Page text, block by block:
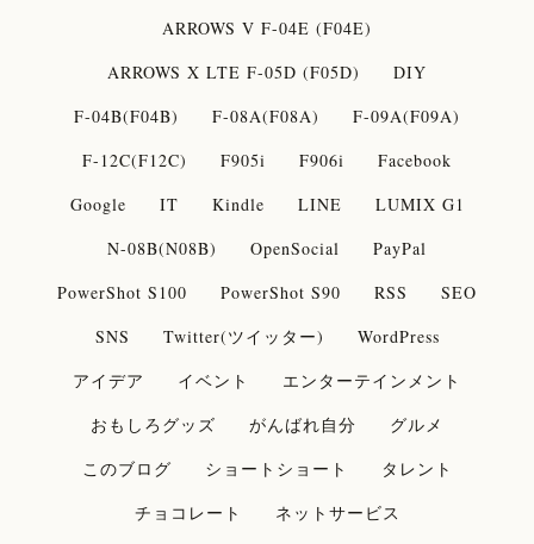
ARROWS V F-04E (F04E)
ARROWS X LTE F-05D (F05D)
DIY
F-04B(F04B)
F-08A(F08A)
F-09A(F09A)
F-12C(F12C)
F905i F906i
Facebook
Google
IT Kindle LINE
LUMIX G1
N-08B(N08B)
OpenSocial
PayPal
PowerShot S100
PowerShot S90 RSS
SEO
SNS
Twitter(ツイッター)
WordPress
アイデア
イベント
エンターテインメント
おもしろグッズ
がんばれ自分
グルメ
このブログ
ショートショート
タレント
チョコレート
ネットサービス